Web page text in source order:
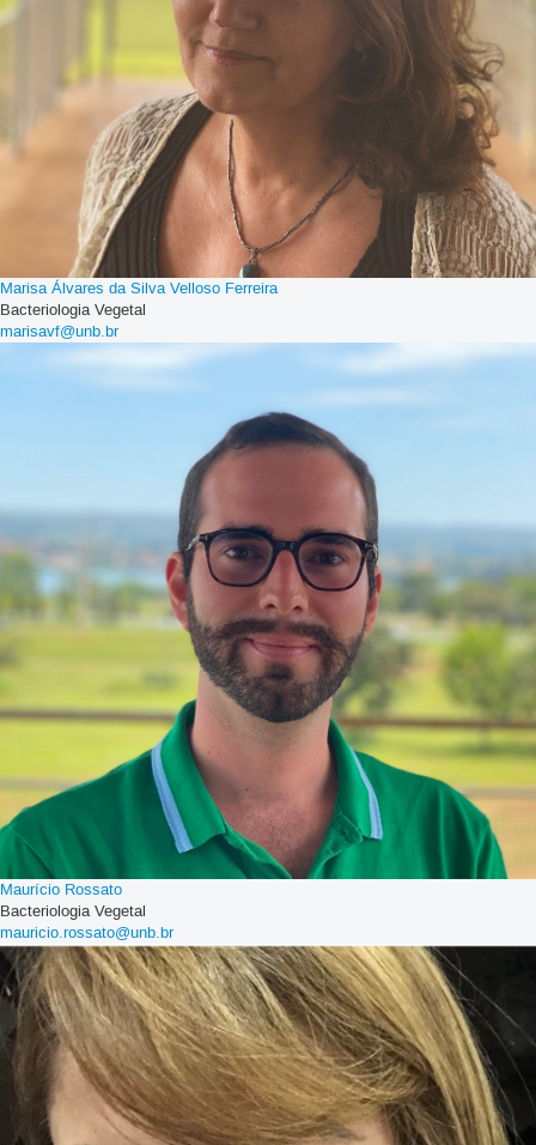
Marisa Álvares da Silva Velloso Ferreira
Bacteriologia Vegetal
marisavf@unb.br
Maurício Rossato
Bacteriologia Vegetal
mauricio.rossato@unb.br